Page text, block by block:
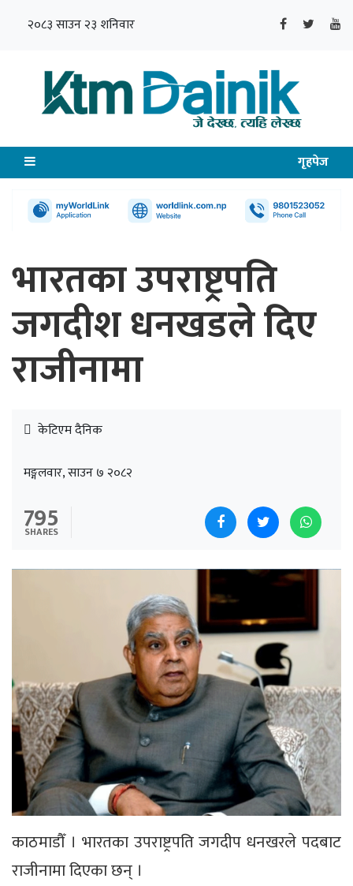
२०८३ साउन २३ शनिवार
गृहपेज
भारतका उपराष्ट्रपति
जगदीश धनखडले दिए
राजीनामा
केटिएम दैनिक
मङ्गलवार, साउन ७ २०८२
795
SHARES
काठमाडौँ । भारतका उपराष्ट्रपति जगदीप धनखरले पदबाट
राजीनामा दिएका छन् ।